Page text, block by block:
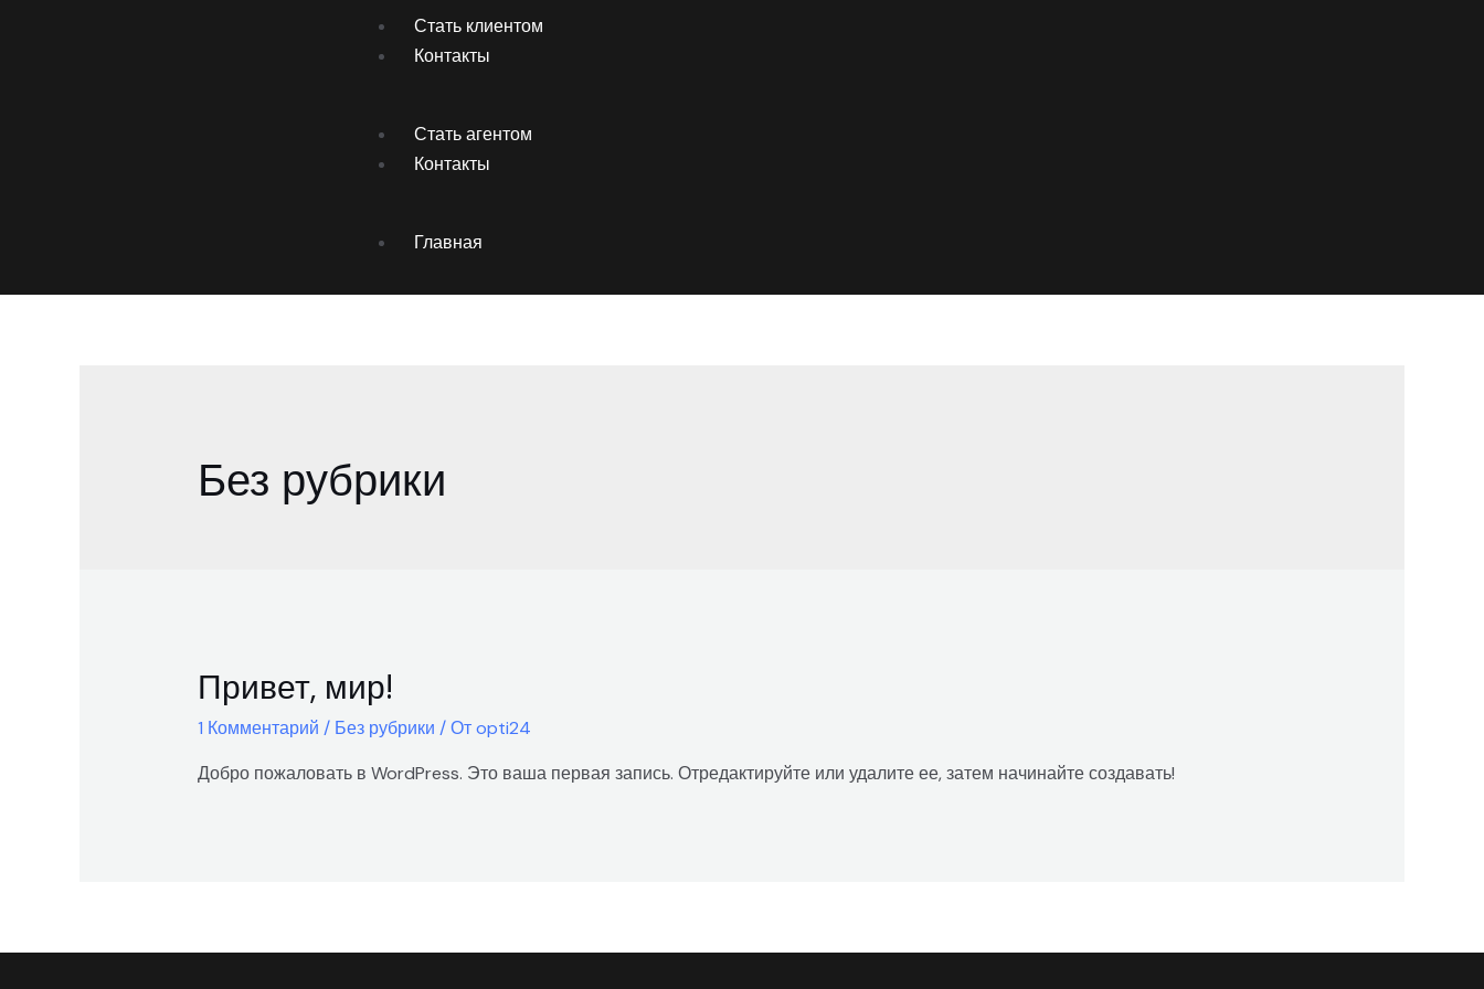
Стать клиентом
Контакты
Стать агентом
Контакты
Главная
Без рубрики
Привет, мир!
1 Комментарий / Без рубрики / От opti24
Добро пожаловать в WordPress. Это ваша первая запись. Отредактируйте или удалите ее, затем начинайте создавать!